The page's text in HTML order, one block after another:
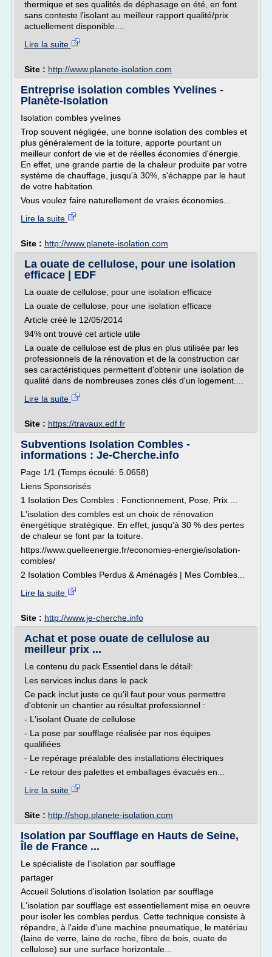
thermique et ses qualités de déphasage en été, en font
sans conteste l'isolant au meilleur rapport qualité/prix
actuellement disponible....
Lire la suite
Site : http://www.planete-isolation.com
Entreprise isolation combles Yvelines -
Planète-Isolation
Isolation combles yvelines
Trop souvent négligée, une bonne isolation des combles et
plus généralement de la toiture, apporte pourtant un
meilleur confort de vie et de réelles économies d'énergie.
En effet, une grande partie de la chaleur produite par votre
système de chauffage, jusqu'à 30%, s'échappe par le haut
de votre habitation.
Vous voulez faire naturellement de vraies économies...
Lire la suite
Site : http://www.planete-isolation.com
La ouate de cellulose, pour une isolation
efficace | EDF
La ouate de cellulose, pour une isolation efficace
La ouate de cellulose, pour une isolation efficace
Article créé le 12/05/2014
94% ont trouvé cet article utile
La ouate de cellulose est de plus en plus utilisée par les
professionnels de la rénovation et de la construction car
ses caractéristiques permettent d'obtenir une isolation de
qualité dans de nombreuses zones clés d'un logement....
Lire la suite
Site : https://travaux.edf.fr
Subventions Isolation Combles -
informations : Je-Cherche.info
Page 1/1 (Temps écoulé: 5.0658)
Liens Sponsorisés
1 Isolation Des Combles : Fonctionnement, Pose, Prix ...
L'isolation des combles est un choix de rénovation
énergétique stratégique. En effet, jusqu'à 30 % des pertes
de chaleur se font par la toiture.
https://www.quelleenergie.fr/economies-energie/isolation-
combles/
2 Isolation Combles Perdus & Aménagés | Mes Combles...
Lire la suite
Site : http://www.je-cherche.info
Achat et pose ouate de cellulose au
meilleur prix ...
Le contenu du pack Essentiel dans le détail:
Les services inclus dans le pack
Ce pack inclut juste ce qu'il faut pour vous permettre
d'obtenir un chantier au résultat professionnel :
- L'isolant Ouate de cellulose
- La pose par soufflage réalisée par nos équipes
qualifiées
- Le repérage préalable des installations électriques
- Le retour des palettes et emballages évacués en...
Lire la suite
Site : http://shop.planete-isolation.com
Isolation par Soufflage en Hauts de Seine,
Île de France ...
Le spécialiste de l'isolation par soufflage
partager
Accueil Solutions d'isolation Isolation par soufflage
L'isolation par soufflage est essentiellement mise en oeuvre
pour isoler les combles perdus. Cette technique consiste à
répandre, à l'aide d'une machine pneumatique, le matériau
(laine de verre, laine de roche, fibre de bois, ouate de
cellulose) sur une surface horizontale...